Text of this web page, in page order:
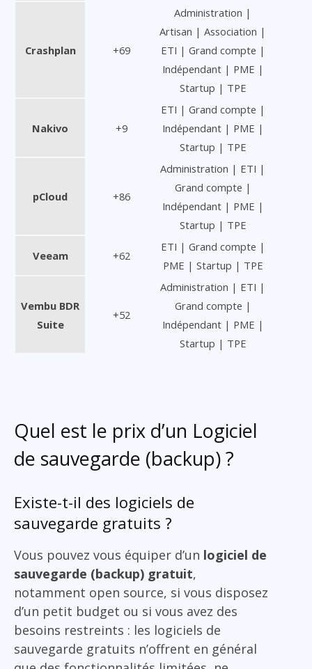
Crashplan +69
Administration |
Artisan | Association |
ETI | Grand compte |
Indépendant | PME |
Startup | TPE
Nakivo +9
ETI | Grand compte |
Indépendant | PME |
Startup | TPE
pCloud +86
Administration | ETI |
Grand compte |
Indépendant | PME |
Startup | TPE
Veeam +62
ETI | Grand compte |
PME | Startup | TPE
Vembu BDR
Suite
+52
Administration | ETI |
Grand compte |
Indépendant | PME |
Startup | TPE
Quel est le prix d’un Logiciel
de sauvegarde (backup) ?
Existe-t-il des logiciels de
sauvegarde gratuits ?
Vous pouvez vous équiper d’un logiciel de
sauvegarde (backup) gratuit,
notamment open source, si vous disposez
d’un petit budget ou si vous avez des
besoins restreints : les logiciels de
sauvegarde gratuits n’offrent en général